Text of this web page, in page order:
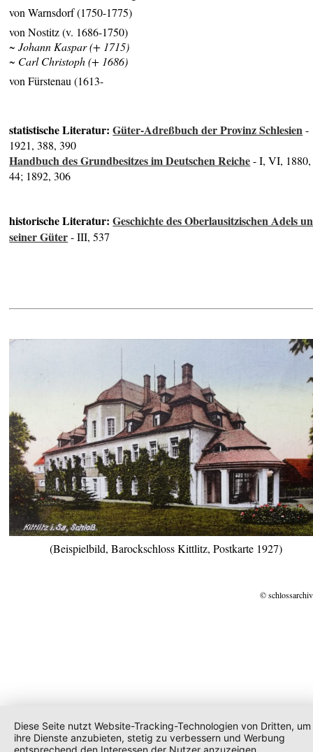
von Warnsdorf (1750-1775)
von Nostitz (v. 1686-1750)
~ Johann Kaspar (+ 1715)
~ Carl Christoph (+ 1686)
von Fürstenau (1613-
statistische Literatur:Güter-Adreßbuch der Provinz Schlesien-
1921, 388, 390
Handbuch des Grundbesitzes im Deutschen Reiche- I, VI, 1880,
44; 1892, 306
historische Literatur:Geschichte des Oberlausitzischen Adels
seiner Güter- III, 537
(Beispielbild, Barockschloss Kittlitz, Postkarte 1927)
©
Diese Seite nutzt Website-Tracking-Technologien von Dritten, um
ihre Dienste anzubieten, stetig zu verbessern und Werbung
entsprechend den Interessen der Nutzer anzuzeigen.